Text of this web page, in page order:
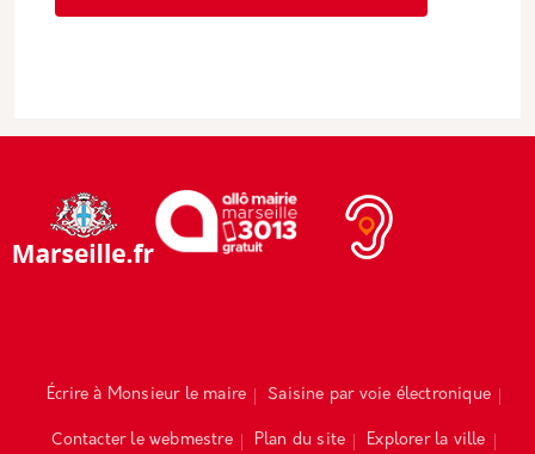
Écrire à Monsieur le maire Saisine par voie électronique
Contacter le webmestre Plan du site Explorer la ville